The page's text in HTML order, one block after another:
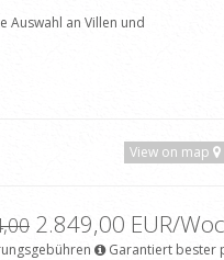
Auswahl an Villen und
View on map
2.849,00 EUR/
Garantiert bester